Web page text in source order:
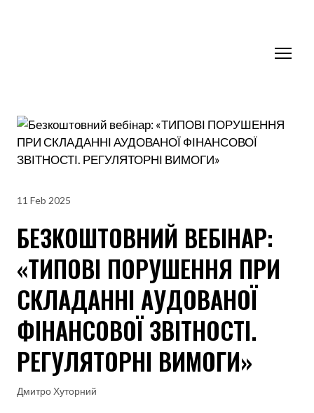
11 Feb 2025
БЕЗКОШТОВНИЙ ВЕБІНАР:
«ТИПОВІ ПОРУШЕННЯ ПРИ
СКЛАДАННІ АУДОВАНОЇ
ФІНАНСОВОЇ ЗВІТНОСТІ.
РЕГУЛЯТОРНІ ВИМОГИ»
Дмитро Хуторний